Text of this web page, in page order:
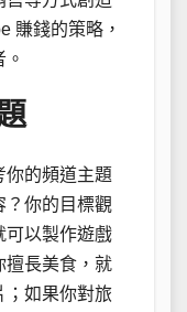
賺錢的策略，
你的頻道主題
？你的目標觀
可以製作遊戲
擅長美食，就
；如果你對旅